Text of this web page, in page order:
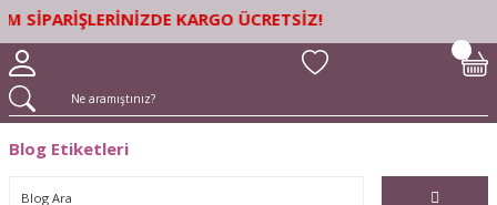
SİPARİŞLERİNİZDE KARGO ÜCRETSİZ!
Blog Etiketleri